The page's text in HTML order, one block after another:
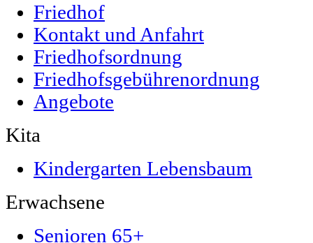
Friedhof
Kontakt und Anfahrt
Friedhofsordnung
Friedhofsgebührenordnung
Angebote
Kita
Kindergarten Lebensbaum
Erwachsene
Senioren 65+